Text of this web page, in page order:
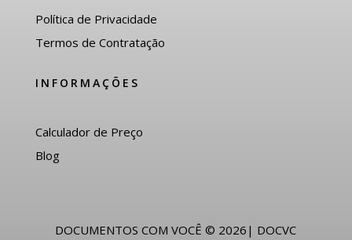
Política de Privacidade
Termos de Contratação
INFORMAÇÕES
Calculador de Preço
Blog
DOCUMENTOS COM VOCÊ © 2026| DOCVC